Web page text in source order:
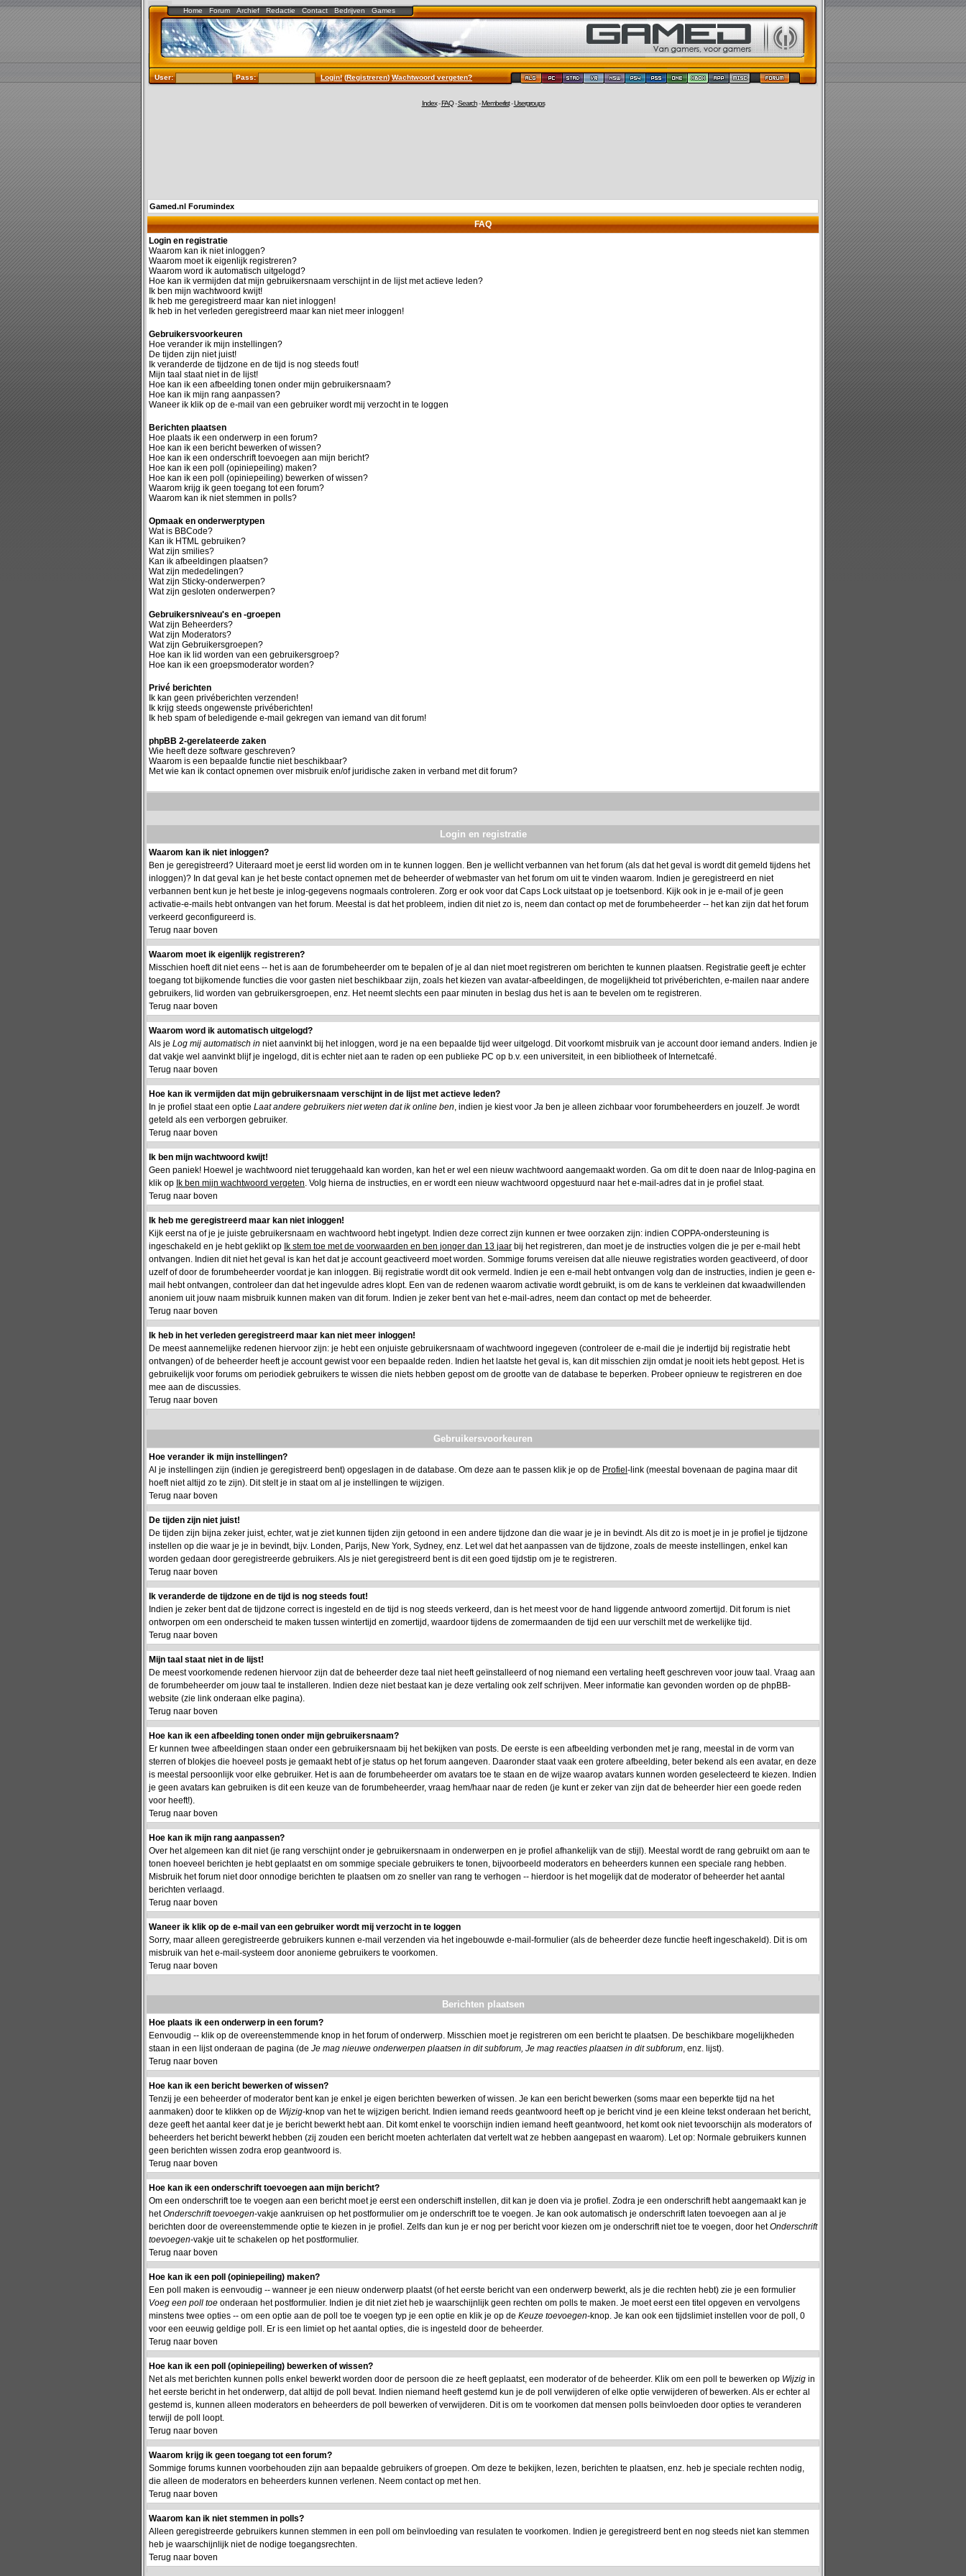
Home Forum Archief Redactie Contact Bedrijven Games
User: Pass: Login!(Registreren)Wachtwoord vergeten?
Index-FAQ-Search-Memberlist-Usergroups
Gamed.nl Forumindex
FAQ
Login en registratie
Waarom kan ik niet inloggen?
Waarom moet ik eigenlijk registreren?
Waarom word ik automatisch uitgelogd?
Hoe kan ik vermijden dat mijn gebruikersnaam verschijnt in de lijst met actieve leden?
Ik ben mijn wachtwoord kwijt!
Ik heb me geregistreerd maar kan niet inloggen!
Ik heb in het verleden geregistreerd maar kan niet meer inloggen!
Gebruikersvoorkeuren
Hoe verander ik mijn instellingen?
De tijden zijn niet juist!
Ik veranderde de tijdzone en de tijd is nog steeds fout!
Mijn taal staat niet in de lijst!
Hoe kan ik een afbeelding tonen onder mijn gebruikersnaam?
Hoe kan ik mijn rang aanpassen?
Waneer ik klik op de e-mail van een gebruiker wordt mij verzocht in te loggen
Berichten plaatsen
Hoe plaats ik een onderwerp in een forum?
Hoe kan ik een bericht bewerken of wissen?
Hoe kan ik een onderschrift toevoegen aan mijn bericht?
Hoe kan ik een poll (opiniepeiling) maken?
Hoe kan ik een poll (opiniepeiling) bewerken of wissen?
Waarom krijg ik geen toegang tot een forum?
Waarom kan ik niet stemmen in polls?
Opmaak en onderwerptypen
Wat is BBCode?
Kan ik HTML gebruiken?
Wat zijn smilies?
Kan ik afbeeldingen plaatsen?
Wat zijn mededelingen?
Wat zijn Sticky-onderwerpen?
Wat zijn gesloten onderwerpen?
Gebruikersniveau's en -groepen
Wat zijn Beheerders?
Wat zijn Moderators?
Wat zijn Gebruikersgroepen?
Hoe kan ik lid worden van een gebruikersgroep?
Hoe kan ik een groepsmoderator worden?
Privé berichten
Ik kan geen privéberichten verzenden!
Ik krijg steeds ongewenste privéberichten!
Ik heb spam of beledigende e-mail gekregen van iemand van dit forum!
phpBB 2-gerelateerde zaken
Wie heeft deze software geschreven?
Waarom is een bepaalde functie niet beschikbaar?
Met wie kan ik contact opnemen over misbruik en/of juridische zaken in verband met dit forum?
Login en registratie
Waarom kan ik niet inloggen?
Ben je geregistreerd? Uiteraard moet je eerst lid worden om in te kunnen loggen. Ben je wellicht verbannen van het forum (als dat het geval is wordt dit gemeld tijdens het
inloggen)? In dat geval kan je het beste contact opnemen met de beheerder of webmaster van het forum om uit te vinden waarom. Indien je geregistreerd en niet
verbannen bent kun je het beste je inlog-gegevens nogmaals controleren. Zorg er ook voor dat Caps Lock uitstaat op je toetsenbord. Kijk ook in je e-mail of je geen
activatie-e-mails hebt ontvangen van het forum. Meestal is dat het probleem, indien dit niet zo is, neem dan contact op met de forumbeheerder -- het kan zijn dat het forum
verkeerd geconfigureerd is.
Terug naar boven
Waarom moet ik eigenlijk registreren?
Misschien hoeft dit niet eens -- het is aan de forumbeheerder om te bepalen of je al dan niet moet registreren om berichten te kunnen plaatsen. Registratie geeft je echter
toegang tot bijkomende functies die voor gasten niet beschikbaar zijn, zoals het kiezen van avatar-afbeeldingen, de mogelijkheid tot privéberichten, e-mailen naar andere
gebruikers, lid worden van gebruikersgroepen, enz. Het neemt slechts een paar minuten in beslag dus het is aan te bevelen om te registreren.
Terug naar boven
Waarom word ik automatisch uitgelogd?
Als je Log mij automatisch in niet aanvinkt bij het inloggen, word je na een bepaalde tijd weer uitgelogd. Dit voorkomt misbruik van je account door iemand anders. Indien je
dat vakje wel aanvinkt blijf je ingelogd, dit is echter niet aan te raden op een publieke PC op b.v. een universiteit, in een bibliotheek of Internetcafé.
Terug naar boven
Hoe kan ik vermijden dat mijn gebruikersnaam verschijnt in de lijst met actieve leden?
In je profiel staat een optie Laat andere gebruikers niet weten dat ik online ben, indien je kiest voor Ja ben je alleen zichbaar voor forumbeheerders en jouzelf. Je wordt
geteld als een verborgen gebruiker.
Terug naar boven
Ik ben mijn wachtwoord kwijt!
Geen paniek! Hoewel je wachtwoord niet teruggehaald kan worden, kan het er wel een nieuw wachtwoord aangemaakt worden. Ga om dit te doen naar de Inlog-pagina en
klik op Ik ben mijn wachtwoord vergeten. Volg hierna de instructies, en er wordt een nieuw wachtwoord opgestuurd naar het e-mail-adres dat in je profiel staat.
Terug naar boven
Ik heb me geregistreerd maar kan niet inloggen!
Kijk eerst na of je je juiste gebruikersnaam en wachtwoord hebt ingetypt. Indien deze correct zijn kunnen er twee oorzaken zijn: indien COPPA-ondersteuning is
ingeschakeld en je hebt geklikt op Ik stem toe met de voorwaarden en ben jonger dan 13 jaar bij het registreren, dan moet je de instructies volgen die je per e-mail hebt
ontvangen. Indien dit niet het geval is kan het dat je account geactiveerd moet worden. Sommige forums vereisen dat alle nieuwe registraties worden geactiveerd, of door
uzelf of door de forumbeheerder voordat je kan inloggen. Bij registratie wordt dit ook vermeld. Indien je een e-mail hebt ontvangen volg dan de instructies, indien je geen e-
mail hebt ontvangen, controleer dan dat het ingevulde adres klopt. Een van de redenen waarom activatie wordt gebruikt, is om de kans te verkleinen dat kwaadwillenden
anoniem uit jouw naam misbruik kunnen maken van dit forum. Indien je zeker bent van het e-mail-adres, neem dan contact op met de beheerder.
Terug naar boven
Ik heb in het verleden geregistreerd maar kan niet meer inloggen!
De meest aannemelijke redenen hiervoor zijn: je hebt een onjuiste gebruikersnaam of wachtwoord ingegeven (controleer de e-mail die je indertijd bij registratie hebt
ontvangen) of de beheerder heeft je account gewist voor een bepaalde reden. Indien het laatste het geval is, kan dit misschien zijn omdat je nooit iets hebt gepost. Het is
gebruikelijk voor forums om periodiek gebruikers te wissen die niets hebben gepost om de grootte van de database te beperken. Probeer opnieuw te registreren en doe
mee aan de discussies.
Terug naar boven
Gebruikersvoorkeuren
Hoe verander ik mijn instellingen?
Al je instellingen zijn (indien je geregistreerd bent) opgeslagen in de database. Om deze aan te passen klik je op de Profiel -link (meestal bovenaan de pagina maar dit
hoeft niet altijd zo te zijn). Dit stelt je in staat om al je instellingen te wijzigen.
Terug naar boven
De tijden zijn niet juist!
De tijden zijn bijna zeker juist, echter, wat je ziet kunnen tijden zijn getoond in een andere tijdzone dan die waar je je in bevindt. Als dit zo is moet je in je profiel je tijdzone
instellen op die waar je je in bevindt, bijv. Londen, Parijs, New York, Sydney, enz. Let wel dat het aanpassen van de tijdzone, zoals de meeste instellingen, enkel kan
worden gedaan door geregistreerde gebruikers. Als je niet geregistreerd bent is dit een goed tijdstip om je te registreren.
Terug naar boven
Ik veranderde de tijdzone en de tijd is nog steeds fout!
Indien je zeker bent dat de tijdzone correct is ingesteld en de tijd is nog steeds verkeerd, dan is het meest voor de hand liggende antwoord zomertijd. Dit forum is niet
ontworpen om een onderscheid te maken tussen wintertijd en zomertijd, waardoor tijdens de zomermaanden de tijd een uur verschilt met de werkelijke tijd.
Terug naar boven
Mijn taal staat niet in de lijst!
De meest voorkomende redenen hiervoor zijn dat de beheerder deze taal niet heeft geïnstalleerd of nog niemand een vertaling heeft geschreven voor jouw taal. Vraag aan
de forumbeheerder om jouw taal te installeren. Indien deze niet bestaat kan je deze vertaling ook zelf schrijven. Meer informatie kan gevonden worden op de phpBB-
website (zie link onderaan elke pagina).
Terug naar boven
Hoe kan ik een afbeelding tonen onder mijn gebruikersnaam?
Er kunnen twee afbeeldingen staan onder een gebruikersnaam bij het bekijken van posts. De eerste is een afbeelding verbonden met je rang, meestal in de vorm van
sterren of blokjes die hoeveel posts je gemaakt hebt of je status op het forum aangeven. Daaronder staat vaak een grotere afbeelding, beter bekend als een avatar, en deze
is meestal persoonlijk voor elke gebruiker. Het is aan de forumbeheerder om avatars toe te staan en de wijze waarop avatars kunnen worden geselecteerd te kiezen. Indien
je geen avatars kan gebruiken is dit een keuze van de forumbeheerder, vraag hem/haar naar de reden (je kunt er zeker van zijn dat de beheerder hier een goede reden
voor heeft!).
Terug naar boven
Hoe kan ik mijn rang aanpassen?
Over het algemeen kan dit niet (je rang verschijnt onder je gebruikersnaam in onderwerpen en je profiel afhankelijk van de stijl). Meestal wordt de rang gebruikt om aan te
tonen hoeveel berichten je hebt geplaatst en om sommige speciale gebruikers te tonen, bijvoorbeeld moderators en beheerders kunnen een speciale rang hebben.
Misbruik het forum niet door onnodige berichten te plaatsen om zo sneller van rang te verhogen -- hierdoor is het mogelijk dat de moderator of beheerder het aantal
berichten verlaagd.
Terug naar boven
Waneer ik klik op de e-mail van een gebruiker wordt mij verzocht in te loggen
Sorry, maar alleen geregistreerde gebruikers kunnen e-mail verzenden via het ingebouwde e-mail-formulier (als de beheerder deze functie heeft ingeschakeld). Dit is om
misbruik van het e-mail-systeem door anonieme gebruikers te voorkomen.
Terug naar boven
Berichten plaatsen
Hoe plaats ik een onderwerp in een forum?
Eenvoudig -- klik op de overeenstemmende knop in het forum of onderwerp. Misschien moet je registreren om een bericht te plaatsen. De beschikbare mogelijkheden
staan in een lijst onderaan de pagina (de Je mag nieuwe onderwerpen plaatsen in dit subforum, Je mag reacties plaatsen in dit subforum, enz. lijst).
Terug naar boven
Hoe kan ik een bericht bewerken of wissen?
Tenzij je een beheerder of moderator bent kan je enkel je eigen berichten bewerken of wissen. Je kan een bericht bewerken (soms maar een beperkte tijd na het
aanmaken) door te klikken op de Wijzig-knop van het te wijzigen bericht. Indien iemand reeds geantwoord heeft op je bericht vind je een kleine tekst onderaan het bericht,
deze geeft het aantal keer dat je je bericht bewerkt hebt aan. Dit komt enkel te voorschijn indien iemand heeft geantwoord, het komt ook niet tevoorschijn als moderators of
beheerders het bericht bewerkt hebben (zij zouden een bericht moeten achterlaten dat vertelt wat ze hebben aangepast en waarom). Let op: Normale gebruikers kunnen
geen berichten wissen zodra erop geantwoord is.
Terug naar boven
Hoe kan ik een onderschrift toevoegen aan mijn bericht?
Om een onderschrift toe te voegen aan een bericht moet je eerst een onderschift instellen, dit kan je doen via je profiel. Zodra je een onderschrift hebt aangemaakt kan je
hetOnderschrift toevoegen-vakje aankruisen op het postformulier om je onderschrift toe te voegen. Je kan ook automatisch je onderschrift laten toevoegen aan al je
berichten door de overeenstemmende optie te kiezen in je profiel. Zelfs dan kun je er nog per bericht voor kiezen om je onderschrift niet toe te voegen, door hetOnderschrift
toevoegen-vakje uit te schakelen op het postformulier.
Terug naar boven
Hoe kan ik een poll (opiniepeiling) maken?
Een poll maken is eenvoudig -- wanneer je een nieuw onderwerp plaatst (of het eerste bericht van een onderwerp bewerkt, als je die rechten hebt) zie je een formulier
Voeg een poll toe onderaan het postformulier. Indien je dit niet ziet heb je waarschijnlijk geen rechten om polls te maken. Je moet eerst een titel opgeven en vervolgens
minstens twee opties -- om een optie aan de poll toe te voegen typ je een optie en klik je op de Keuze toevoegen-knop. Je kan ook een tijdslimiet instellen voor de poll, 0
voor een eeuwig geldige poll. Er is een limiet op het aantal opties, die is ingesteld door de beheerder.
Terug naar boven
Hoe kan ik een poll (opiniepeiling) bewerken of wissen?
Net als met berichten kunnen polls enkel bewerkt worden door de persoon die ze heeft geplaatst, een moderator of de beheerder. Klik om een poll te bewerken op Wijzig in
het eerste bericht in het onderwerp, dat altijd de poll bevat. Indien niemand heeft gestemd kun je de poll verwijderen of elke optie verwijderen of bewerken. Als er echter al
gestemd is, kunnen alleen moderators en beheerders de poll bewerken of verwijderen. Dit is om te voorkomen dat mensen polls beïnvloeden door opties te veranderen
terwijl de poll loopt.
Terug naar boven
Waarom krijg ik geen toegang tot een forum?
Sommige forums kunnen voorbehouden zijn aan bepaalde gebruikers of groepen. Om deze te bekijken, lezen, berichten te plaatsen, enz. heb je speciale rechten nodig,
die alleen de moderators en beheerders kunnen verlenen. Neem contact op met hen.
Terug naar boven
Waarom kan ik niet stemmen in polls?
Alleen geregistreerde gebruikers kunnen stemmen in een poll om beïnvloeding van resulaten te voorkomen. Indien je geregistreerd bent en nog steeds niet kan stemmen
heb je waarschijnlijk niet de nodige toegangsrechten.
Terug naar boven